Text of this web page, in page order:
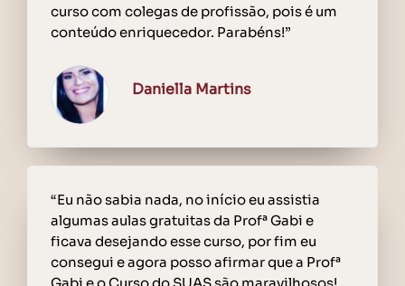
curso com colegas de profissão, pois é um
conteúdo enriquecedor. Parabéns!”
Daniella Martins
“Eu não sabia nada, no início eu assistia
algumas aulas gratuitas da Profª Gabi e
ficava desejando esse curso, por fim eu
consegui e agora posso afirmar que a Profª